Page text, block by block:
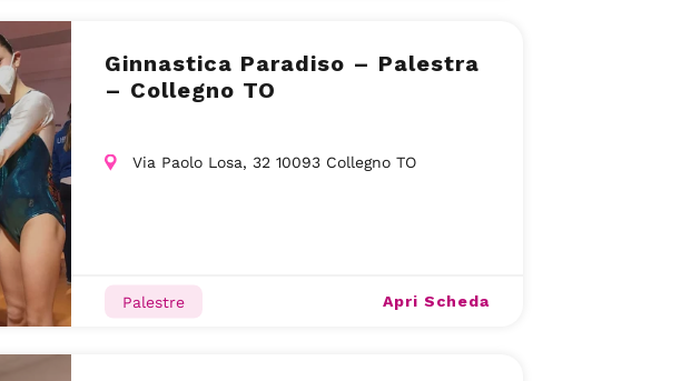
Ginnastica Paradiso – Palestra
– Collegno TO
Via Paolo Losa, 32 10093 Collegno TO
Palestre Apri Scheda